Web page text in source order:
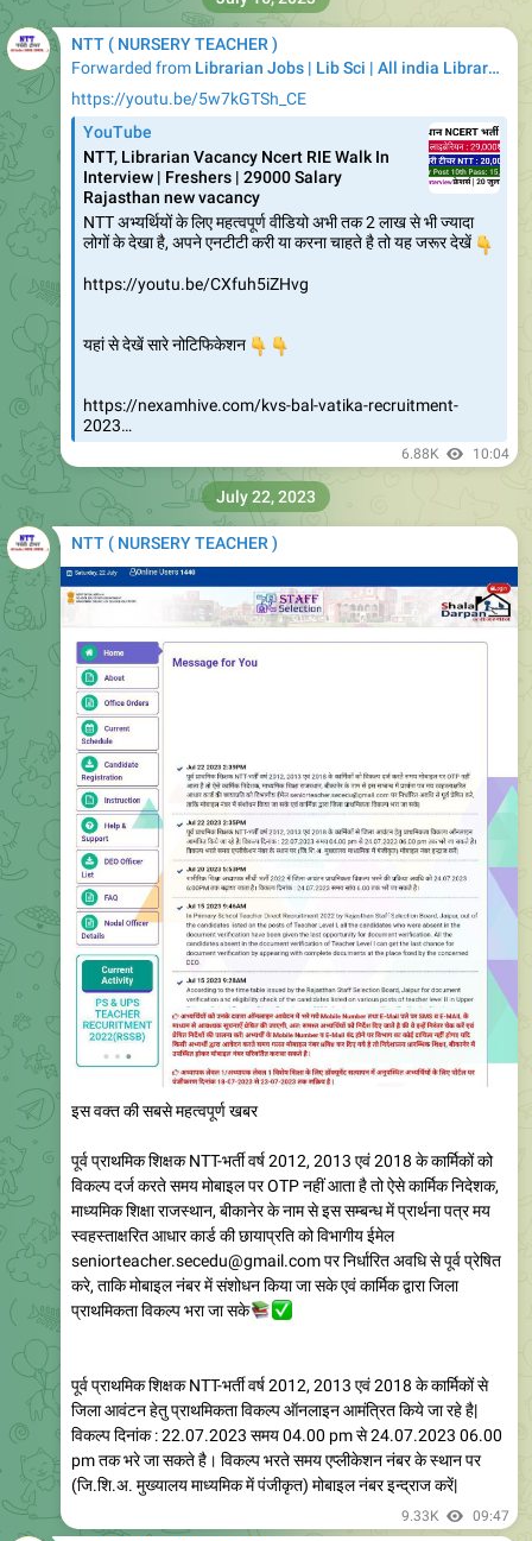
Forwarded fromLibrarian Jobs | Lib Sci | All india Library Jobs
https://youtu.be/5w7kGTSh_CE
YouTube
NTT, Librarian Vacancy Ncert RIE Walk In
Interview | Freshers | 29000 Salary
Rajasthan new vacancy
NTT अभ्यर्थियों के लिए महत्वपूर्ण वीडियो अभी तक 2 लाख से भी ज्यादा
लोगों के देखा है, अपने एनटीटी करी या करना चाहते है तो यह जरूर देखें
👇
https://youtu.be/CXfuh5iZHvg
यहां से देखें सारे नोटिफिकेशन
👇
👇
https://nexamhive.com/kvs-bal-vatika-recruitment-
6.88K
NTT ( NURSERY TEACHER )
इस वक्त की सबसे महत्वपूर्ण खबर
पूर्व प्राथमिक शिक्षक NTT-भर्ती वर्ष 2012, 2013 एवं 2018 के कार्मिकों को
माध्यमिक शिक्षा राजस्थान, बीकानेर के नाम से इस सम्बन्ध में प्रार्थना पत्र मय
स्वहस्ताक्षरित आधार कार्ड की छायाप्रति को विभागीय ईमेल
seniorteacher.secedu@gmail.com पर निर्धारित अवधि से पूर्व प्रेषित
करे, ताकि मोबाइल नंबर में संशोधन किया जा सके एवं कार्मिक द्वारा जिला
प्राथमिकता विकल्प भरा जा सके
📚
✅
विकल्प दिनांक : 22.07.2023 समय 04.00 pm से 24.07.2023 06.00
pm तक भरे जा सकते है। विकल्प भरते समय एप्लीकेशन नंबर के स्थान पर
(जि.शि.अ. मुख्यालय माध्यमिक में पंजीकृत) मोबाइल नंबर इन्द्राज करें|
9.33K 09:47
July 22, 2023
NTT ( NURSERY TEACHER )